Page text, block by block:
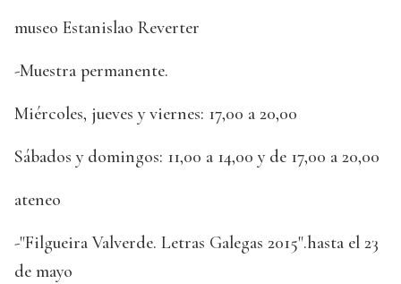
museo Estanislao Reverter
-Muestra permanente.
Miércoles, jueves y viernes: 17,00 a 20,00
Sábados y domingos: 11,00 a 14,00 y de 17,00 a 20,00
ateneo
-"Filgueira Valverde. Letras Galegas 2015".hasta el 23
de mayo